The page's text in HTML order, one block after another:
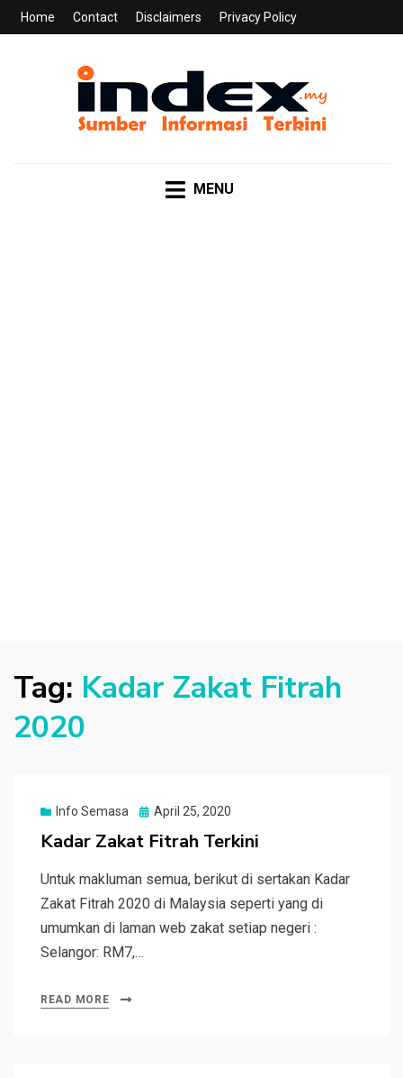
Home Contact Disclaimers Privacy Policy
MENU
Tag: Kadar Zakat Fitrah
2020
Info Semasa
Posted
April 25, 2020
Kadar Zakat Fitrah Terkini
Untuk makluman semua, berikut di sertakan Kadar
Zakat Fitrah 2020 di Malaysia seperti yang di
umumkan di laman web zakat setiap negeri :
Selangor: RM7,…
READ MORE